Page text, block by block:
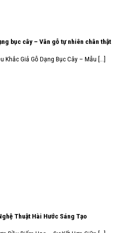
bục cây – Vân gỗ tự nhiên chân thật
Giả Gỗ Dạng Bục Cây – Mẫu [...]
Thuật Hài Hước Sáng Tạo